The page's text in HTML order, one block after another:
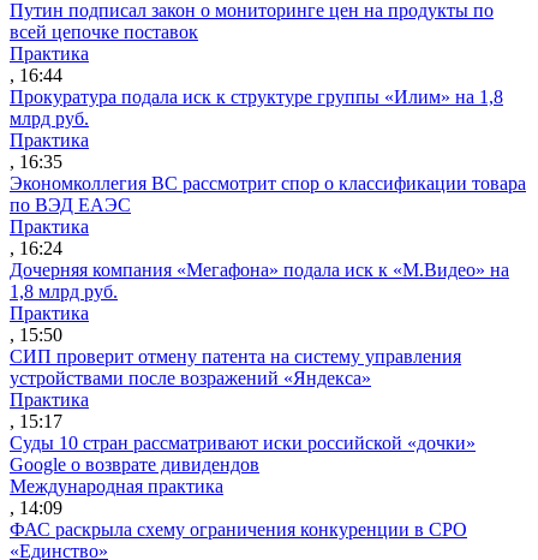
Путин подписал закон о мониторинге цен на продукты по
всей цепочке поставок
Практика
, 16:44
Прокуратура подала иск к структуре группы «Илим» на 1,8
млрд руб.
Практика
, 16:35
Экономколлегия ВС рассмотрит спор о классификации товара
по ВЭД ЕАЭС
Практика
, 16:24
Дочерняя компания «Мегафона» подала иск к «М.Видео» на
1,8 млрд руб.
Практика
, 15:50
СИП проверит отмену патента на систему управления
устройствами после возражений «Яндекса»
Практика
, 15:17
Суды 10 стран рассматривают иски российской «дочки»
Google о возврате дивидендов
Международная практика
, 14:09
ФАС раскрыла схему ограничения конкуренции в СРО
«Единство»